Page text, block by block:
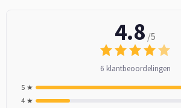
4.8 /5
6 klantbeoordelingen
5 ★
4 ★